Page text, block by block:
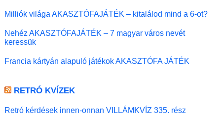
Milliók világa AKASZTÓFAJÁTÉK – kitalálod mind a 6-ot?
Nehéz AKASZTÓFAJÁTÉK – 7 magyar város nevét
keressük
Francia kártyán alapuló játékok AKASZTÓFA JÁTÉK
RETRÓ KVÍZEK
Retró kérdések innen-onnan VILLÁMKVÍZ 335. rész